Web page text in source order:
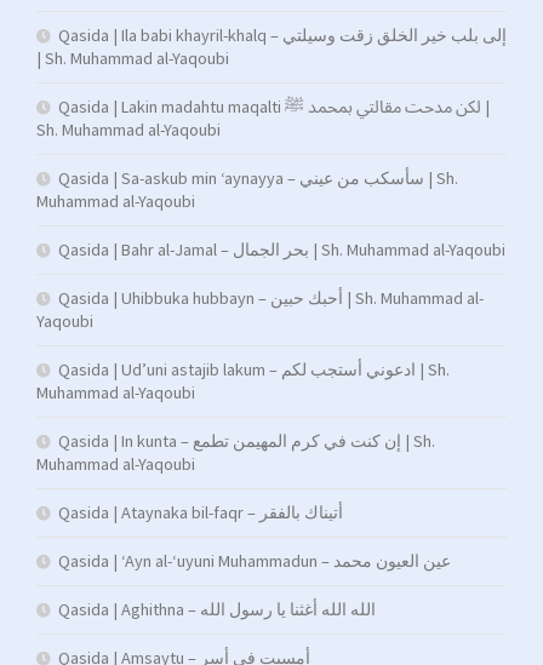
Qasida | Ila babi khayril-khalq – إلى بلب خير الخلق زقت وسيلتي
| Sh. Muhammad al-Yaqoubi
Qasida | Lakin madahtu maqalti لكن مدحت مقالتي بمحمد ﷺ |
Sh. Muhammad al-Yaqoubi
Qasida | Sa-askub min ‘aynayya – سأسكب من عيني | Sh.
Muhammad al-Yaqoubi
Qasida | Bahr al-Jamal – بحر الجمال | Sh. Muhammad al-Yaqoubi
Qasida | Uhibbuka hubbayn – أحبك حبين | Sh. Muhammad al-
Yaqoubi
Qasida | Ud’uni astajib lakum – ادعوني أستجب لكم | Sh.
Muhammad al-Yaqoubi
Qasida | In kunta – إن كنت في كرم المهيمن تطمع | Sh.
Muhammad al-Yaqoubi
Qasida | Ataynaka bil-faqr – أتيناك بالفقر
Qasida | ‘Ayn al-‘uyuni Muhammadun – عين العيون محمد
Qasida | Aghithna – الله الله أغثنا يا رسول الله
Qasida | Amsaytu – أمسیت في أسرِ